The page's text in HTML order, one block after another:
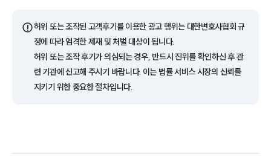
오시는 길
글로벌 파트너 로펌
고객의 소리
통합검색
AI대륜
⚠️허위 또는 조작된 고객후기를 이용한 광고 행위는 대한변호사협회 규
정에 따라 엄격한 제재 및 처벌 대상이 됩니다.
허위 또는 조작 후기가 의심되는 경우, 반드시 진위를 확인하신 후 관
련 기관에 신고해 주시기 바랍니다. 이는 법률 서비스 시장의 신뢰를
지키기 위한 중요한 절차입니다.